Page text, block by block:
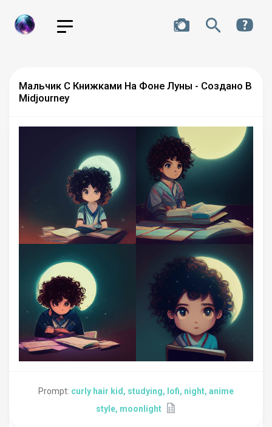
Мальчик С Книжками На Фоне Луны - Создано В
Midjourney
Prompt: curly hair kid, studying, lofi, night, anime
style, moonlight